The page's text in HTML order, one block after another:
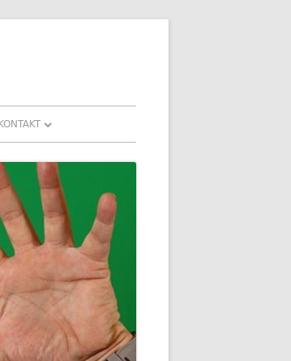
KONTAKT
DOWNLOADS
FAQ
DATENSCHUTZ
IMPRESSUM